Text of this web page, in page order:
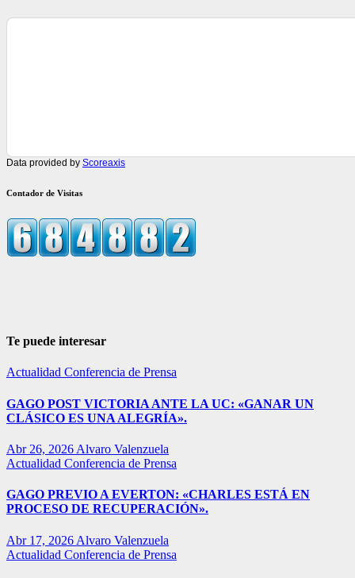
Data provided by Scoreaxis
Contador de Visitas
Te puede interesar
Actualidad Conferencia de Prensa
GAGO POST VICTORIA ANTE LA UC: «GANAR UN
CLÁSICO ES UNA ALEGRÍA».
Abr 26, 2026 Alvaro Valenzuela
Actualidad Conferencia de Prensa
GAGO PREVIO A EVERTON: «CHARLES ESTÁ EN
PROCESO DE RECUPERACIÓN».
Abr 17, 2026 Alvaro Valenzuela
Actualidad Conferencia de Prensa